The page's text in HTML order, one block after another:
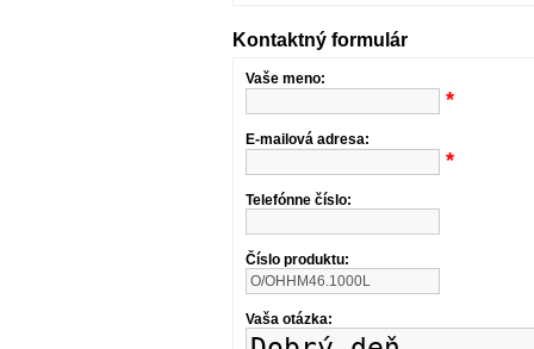
Kontaktný formulár
Vaše meno:
*
E-mailová adresa:
*
Telefónne číslo:
Číslo produktu:
Vaša otázka: